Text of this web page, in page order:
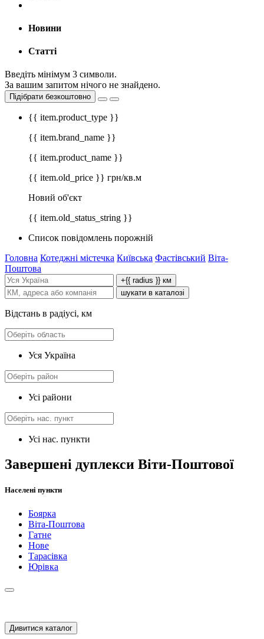
Новини
Статті
Введіть мінімум 3 символи.
За вашим запитом нічого не знайдено.
Підібрати безкоштовно
{{ item.product_type }}
{{ item.brand_name }}
{{ item.product_name }}
{{ item.old_price }} грн/кв.м
Новий об'єкт
{{ item.old_status_string }}
Список повідомлень порожній
Головна Котеджні містечка Київська Фастівський Віта-
Поштова
+{{ radius }} км
шукати в каталозі
Відстань в радіусі, км
Уся Україна
Усі райони
Усі нас. пункти
Завершені дуплекси Віти-Поштової
Населені пункти
Боярка
Віта-Поштова
Гатне
Нове
Тарасівка
Юрівка
Дивитися каталог